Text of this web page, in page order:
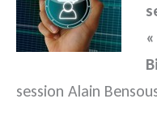
session Alain